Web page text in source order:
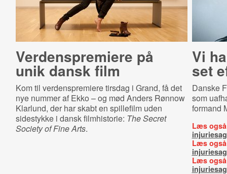
Ver­denspre­mi­e­re på
unik dansk film
Kom til verdenspremiere tirsdag i Grand, få det
nye nummer af Ekko – og mød Anders Rønnow
Klarlund, der har skabt en spillefilm uden
sidestykke i dansk filmhistorie: The Secret
Society of Fine Arts.
Vi
set
Danske
som
formand
Læs
injuriesag
Læs
Læs
injuriesag